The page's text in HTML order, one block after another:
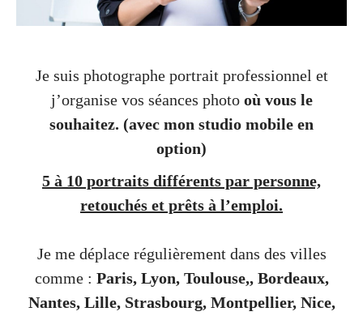
Je suis photographe portrait professionnel et
j’organise vos séances photo où vous le
souhaitez. (avec mon studio mobile en
option)
5 à 10 portraits différents par personne,
retouchés et prêts à l’emploi.
Je me déplace régulièrement dans des villes
comme : Paris, Lyon, Toulouse,, Bordeaux,
Nantes, Lille, Strasbourg, Montpellier, Nice,